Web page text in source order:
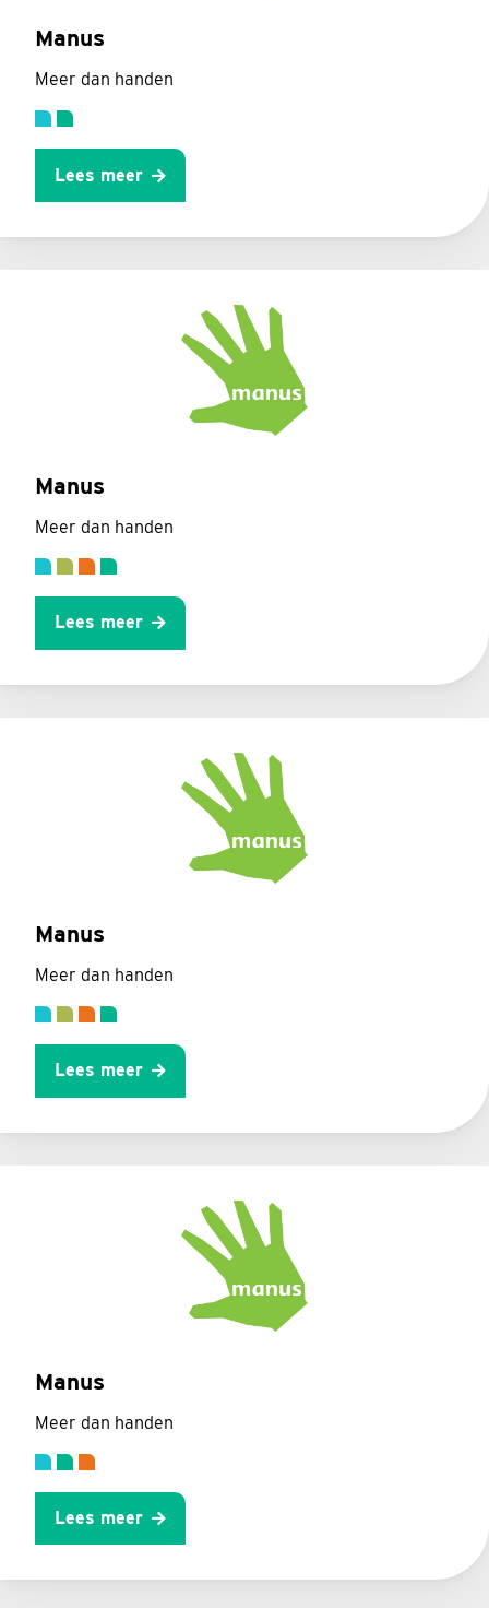
Manus
Meer dan handen
Lees meer
Manus
Meer dan handen
Lees meer
Manus
Meer dan handen
Lees meer
Manus
Meer dan handen
Lees meer